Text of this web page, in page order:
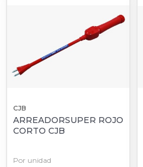
CJB
ARREADORSUPER ROJO
CORTO CJB
Por unidad